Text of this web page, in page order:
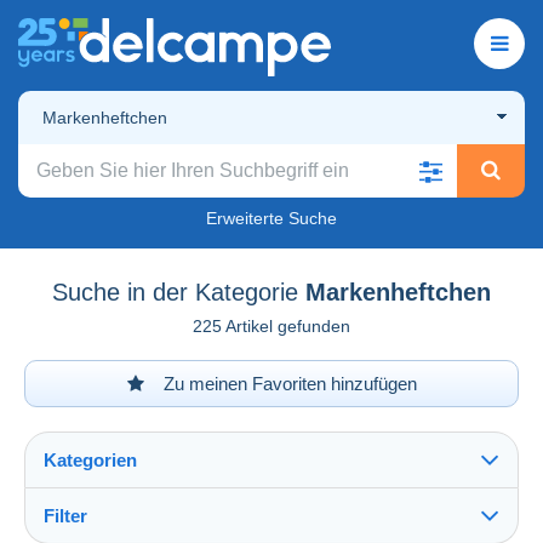
Markenheftchen
Erweiterte Suche
Suche in der Kategorie Markenheftchen
225 Artikel gefunden
Zu meinen Favoriten hinzufügen
Kategorien
Filter